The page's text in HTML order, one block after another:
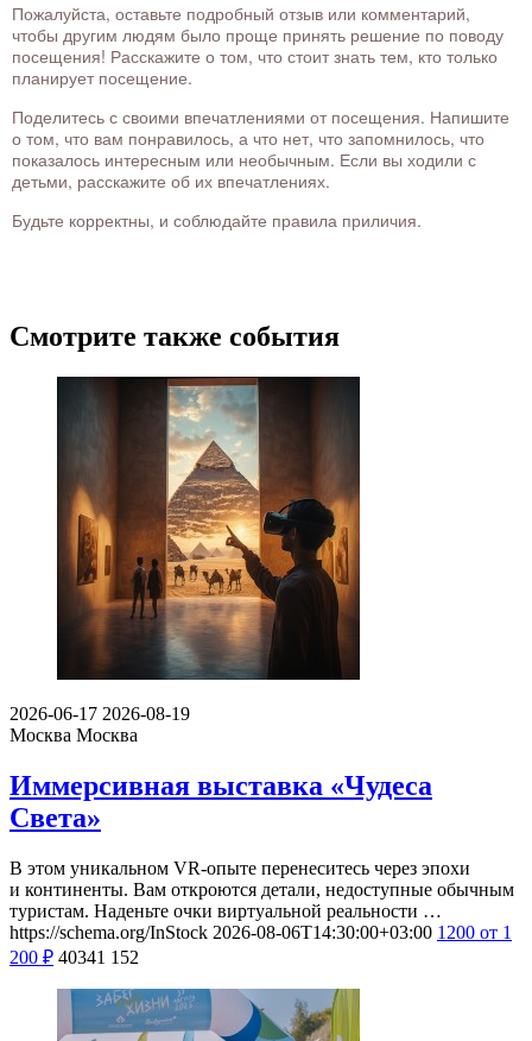
Пожалуйста, оставьте подробный отзыв или комментарий,
чтобы другим людям было проще принять решение по поводу
посещения! Расскажите о том, что стоит знать тем, кто только
планирует посещение.
Поделитесь с своими впечатлениями от посещения. Напишите
о том, что вам понравилось, а что нет, что запомнилось, что
показалось интересным или необычным. Если вы ходили с
детьми, расскажите об их впечатлениях.
Будьте корректны, и соблюдайте правила приличия.
Смотрите также события
2026-06-17 2026-08-19
Москва Москва
Иммерсивная выставка «Чудеса
Света»
В этом уникальном VR-опыте перенеситесь через эпохи
и континенты. Вам откроются детали, недоступные обычным
туристам. Наденьте очки виртуальной реальности …
https://schema.org/InStock 2026-08-06T14:30:00+03:00 1200 от 1
200 ₽ 40341 152